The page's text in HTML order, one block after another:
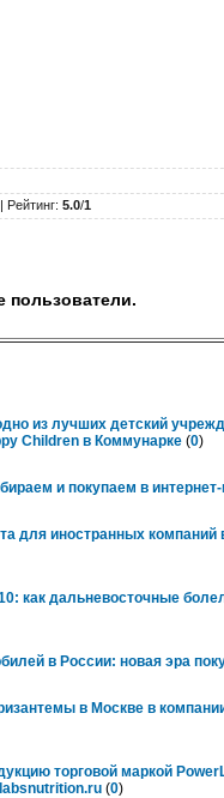
| Рейтинг: 5.0/1
пользователи.
из лучших детский
Children в Коммунарке (0)
и покупаем в
для иностранных компаний
как дальневосточные
в России: новая эра
в Москве в
торговой маркой
(0)